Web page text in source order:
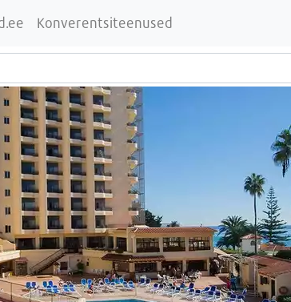
Konverentsiteenused